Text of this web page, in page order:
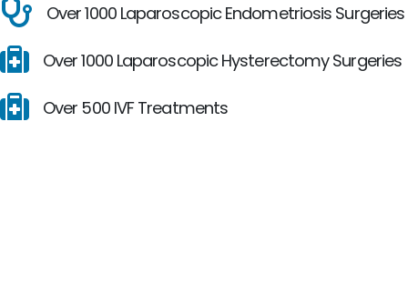
Over 1000 Laparoscopic Endometriosis Surgeries
Over 1000 Laparoscopic Hysterectomy Surgeries
Over 500 IVF Treatments